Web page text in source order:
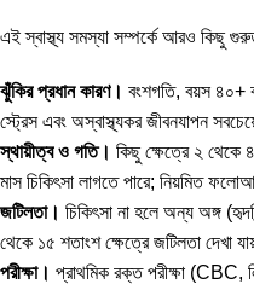
এই স্বাস্থ্য সমস্যা সম্পর্কে আরও কিছু
ঝুঁকির প্রধান কারণ। বংশগতি, বয়স ৪০+
স্ট্রেস এবং অস্বাস্থ্যকর জীবনযাপন
স্থায়ীত্ব ও গতি। কিছু ক্ষেত্রে ২ থেকে
মাস চিকিৎসা লাগতে পারে; নিয়মিত
জটিলতা। চিকিৎসা না হলে অন্য অঙ্গ
থেকে ১৫ শতাংশ ক্ষেত্রে জটিলতা দেখা
পরীক্ষা। প্রাথমিক রক্ত পরীক্ষা